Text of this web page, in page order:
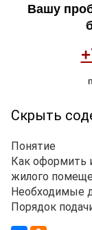
Вашу
Скрыть
Понятие
Как оформить
жилого
Необходимые
Порядок